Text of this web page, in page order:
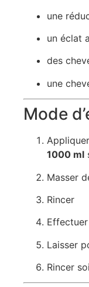
une
un éclat
des
une
Mode
1000 ml
Masser
Rincer
Laisser
Rincer